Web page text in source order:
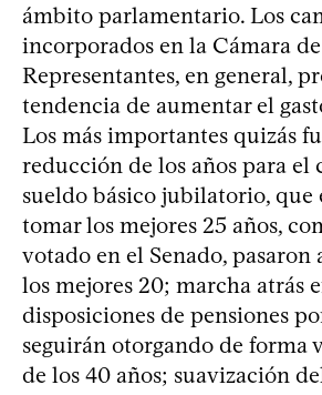
ámbito parlamentario. Los
incorporados en la Cámara de
Representantes, en general,
tendencia de aumentar el
Los más importantes quizás
reducción de los años para el
sueldo básico jubilatorio, que
tomar los mejores 25 años,
votado en el Senado, pasaron
los mejores 20; marcha atrás
disposiciones de pensiones
seguirán otorgando de forma
de los 40 años; suavización